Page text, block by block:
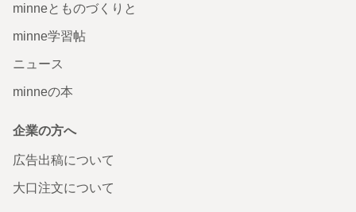
minneとものづくりと
minne学習帖
ニュース
minneの本
企業の方へ
広告出稿について
大口注文について